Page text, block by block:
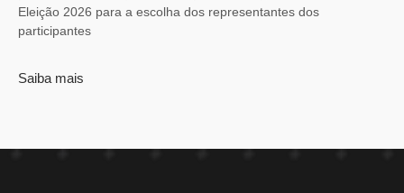
Eleição 2026 para a escolha dos representantes dos
participantes
Saiba mais